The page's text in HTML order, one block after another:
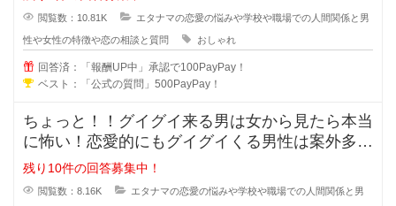
閲覧数：10.81K エタナマの恋愛の悩みや学校や職場での人間関係と男
性や女性の特徴や恋の相談と質問 おしゃれ
回答済：「報酬UP中」承認で100PayPay！
ベスト：「公式の質問」500PayPay！
ちょっと！！グイグイ来る男は女から見たら本当
に怖い！恋愛的にもグイグイくる男性は案外多い
かもしれませんが、どの様な特徴が
残り10件の回答募集中！
閲覧数：8.16K エタナマの恋愛の悩みや学校や職場での人間関係と男